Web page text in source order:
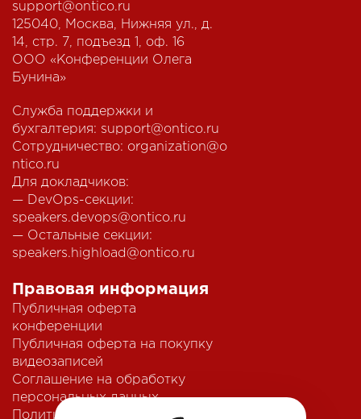
support@ontico.ru
125040, Москва, Нижняя ул., д.
14, стр. 7, подъезд 1, оф. 16
ООО «Конференции Олега
Бунина»
Служба поддержки и
бухгалтерия: support@ontico.ru
Сотрудничество: organization@o
ntico.ru
Для докладчиков:
— DevOps-секции:
speakers.devops@ontico.ru
— Остальные секции:
speakers.highload@ontico.ru
Правовая информация
Публичная оферта
конференции
Публичная оферта на покупку
видеозаписей
Соглашение на обработку
персональных данных
Политика обработки